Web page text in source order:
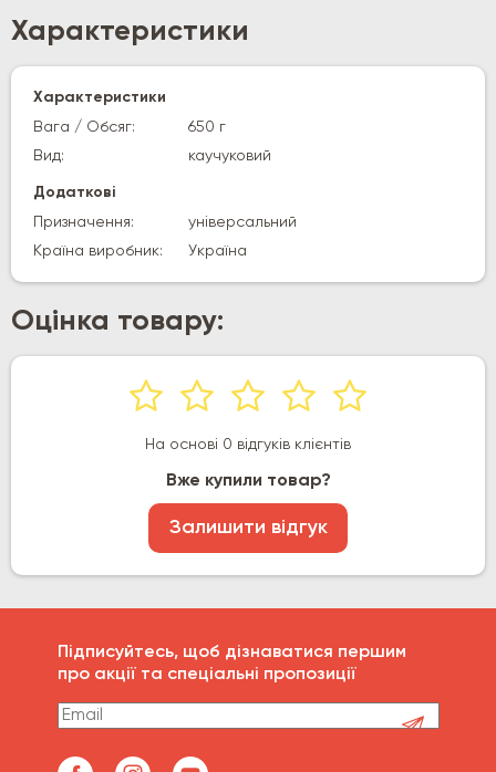
Характеристики
Характеристики
Вага / Обсяг:
650 г
Вид:
каучуковий
Додаткові
Призначення:
універсальний
Країна виробник:
Україна
Оцінка товару:
На основі 0 відгуків клієнтів
Вже купили товар?
Залишити відгук
Підписуйтесь, щоб дізнаватися першим
про акції та спеціальні пропозиції